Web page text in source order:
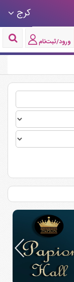
کرج
ورود/ثبت‌نام